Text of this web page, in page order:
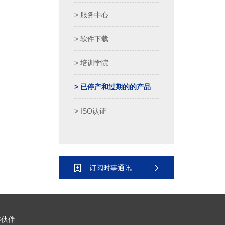
> 服务中心
> 软件下载
> 培训学院
> 已停产和过期的的产品
> ISO认证
订阅时事通讯
伴